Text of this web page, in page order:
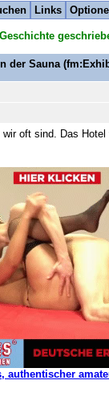
Links
der Sauna
oft sind. Das
authentischer